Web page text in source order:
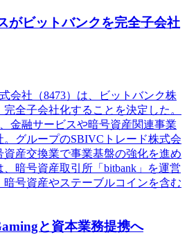
がビットバンクを完全子会社
会社（8473）は、ビットバンク株
全子会社化することを決定した。
金融サービスや暗号資産関連事業
グループのSBIVCトレード株式会
産交換業で事業基盤の強化を進め
暗号資産取引所「bitbank」を運営
号資産やステーブルコインを含む
と資本業務提携へ